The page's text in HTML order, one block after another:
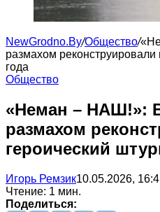
NewGrodno.By/Общество/
размахом
года
Общество
«Неман – НАШ!»:
размахом
героический
Игорь Ремзик10.05.2026,
Чтение: 1 мин.
Поделиться: